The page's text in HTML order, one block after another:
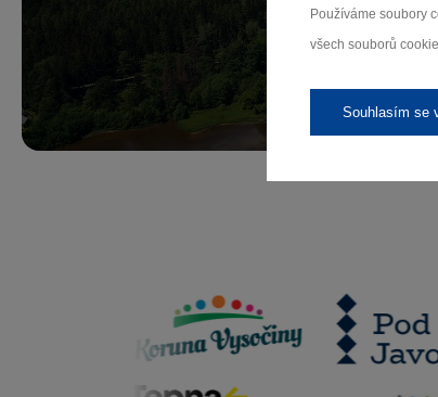
Používáme soubory
všech souborů
Souhlasím se